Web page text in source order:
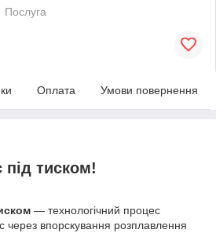
Послуга
Оплата Умови повернення
тиском!
— технологічний процес
через впорскування розплавлення